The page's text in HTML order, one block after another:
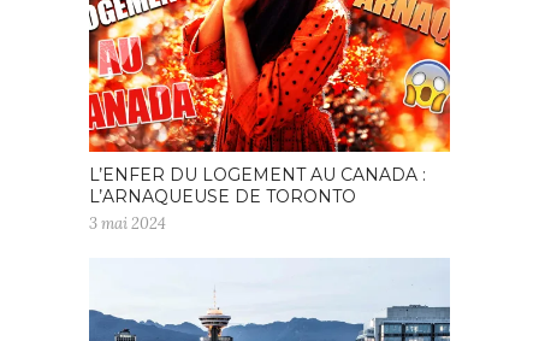
L’ENFER DU LOGEMENT AU CANADA :
L’ARNAQUEUSE DE TORONTO
3 mai 2024